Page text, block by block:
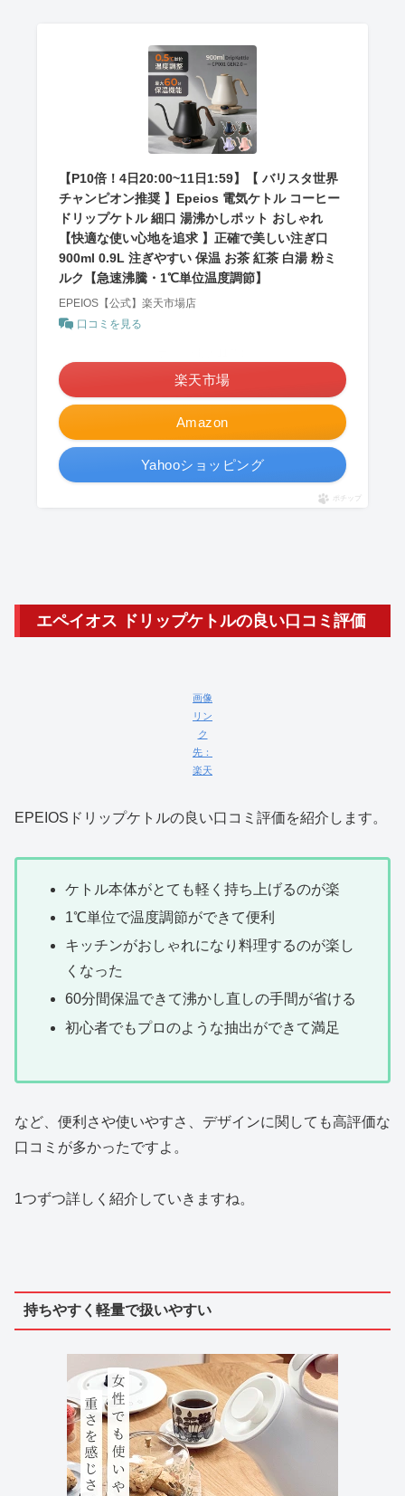
【P10倍！4日20:00~11日1:59】【 バリスタ世界
チャンピオン推奨 】Epeios 電気ケトル コーヒー
ドリップケトル 細口 湯沸かしポット おしゃれ
【快適な使い心地を追求 】正確で美しい注ぎ口
900ml 0.9L 注ぎやすい 保温 お茶 紅茶 白湯 粉ミ
ルク【急速沸騰・1℃単位温度調節】
EPEIOS【公式】楽天市場店
口コミを見る
Amazon
楽天市場
Yahooショッピング
ポチップ
エペイオス ドリップケトルの良い口コミ評価
画像
リン
ク
先：
楽天
EPEIOSドリップケトルの良い口コミ評価を紹介します。
ケトル本体がとても軽く持ち上げるのが楽
1℃単位で温度調節ができて便利
キッチンがおしゃれになり料理するのが楽し
くなった
60分間保温できて沸かし直しの手間が省ける
初心者でもプロのような抽出ができて満足
など、便利さや使いやすさ、デザインに関しても高評価な
口コミが多かったですよ。
1つずつ詳しく紹介していきますね。
持ちやすく軽量で扱いやすい